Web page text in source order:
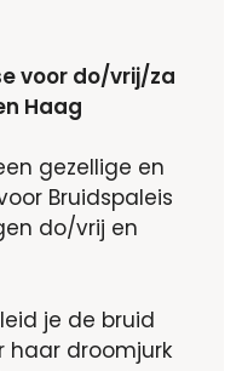
voor do/vrij/za
Haag
gezellige en
Bruidspaleis
do/vrij en
je de bruid
haar droomjurk